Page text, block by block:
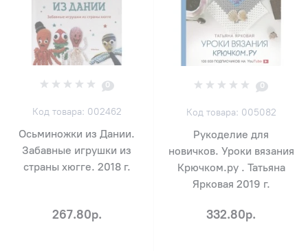
0
Код товара: 002462
Осьминожки из Дании.
Забавные игрушки из
страны хюгге. 2018 г.
267.80р.
0
Код товара: 005082
Рукоделие для
новичков. Уроки вязания
Крючком.ру . Татьяна
Ярковая 2019 г.
332.80р.